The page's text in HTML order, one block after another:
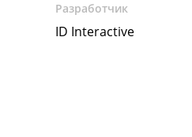
Разработчик
ID Interactive